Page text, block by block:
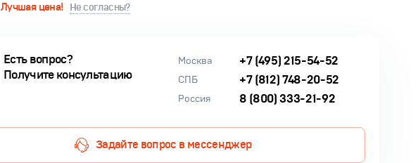
Лучшая цена! Не согласны?
Есть вопрос?
Получите консультацию
Москва +7 (495) 215-54-52
СПБ +7 (812) 748-20-52
Россия 8 (800) 333-21-92
Задайте вопрос в мессенджер